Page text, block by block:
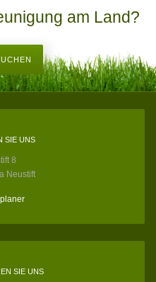
am Land?
SIE UNS
8
Neustift
SIE UNS